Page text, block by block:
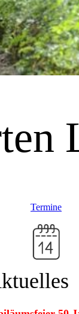
Termine